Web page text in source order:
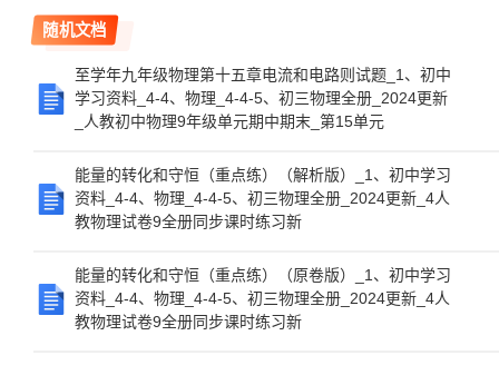
随机文档
至学年九年级物理第十五章电流和电路则试题_1、初中
学习资料_4-4、物理_4-4-5、初三物理全册_2024更新
_人教初中物理9年级单元期中期末_第15单元
能量的转化和守恒（重点练）（解析版）_1、初中学习
资料_4-4、物理_4-4-5、初三物理全册_2024更新_4人
教物理试卷9全册同步课时练习新
能量的转化和守恒（重点练）（原卷版）_1、初中学习
资料_4-4、物理_4-4-5、初三物理全册_2024更新_4人
教物理试卷9全册同步课时练习新